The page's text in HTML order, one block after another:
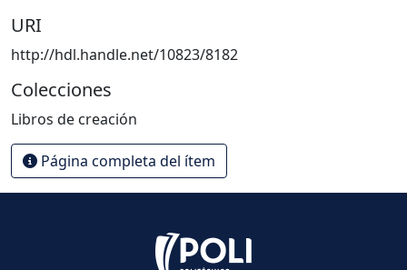
URI
http://hdl.handle.net/10823/8182
Colecciones
Libros de creación
Página completa del ítem